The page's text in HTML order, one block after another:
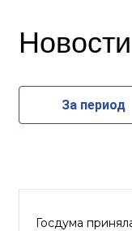
Новости
За период
Госдума